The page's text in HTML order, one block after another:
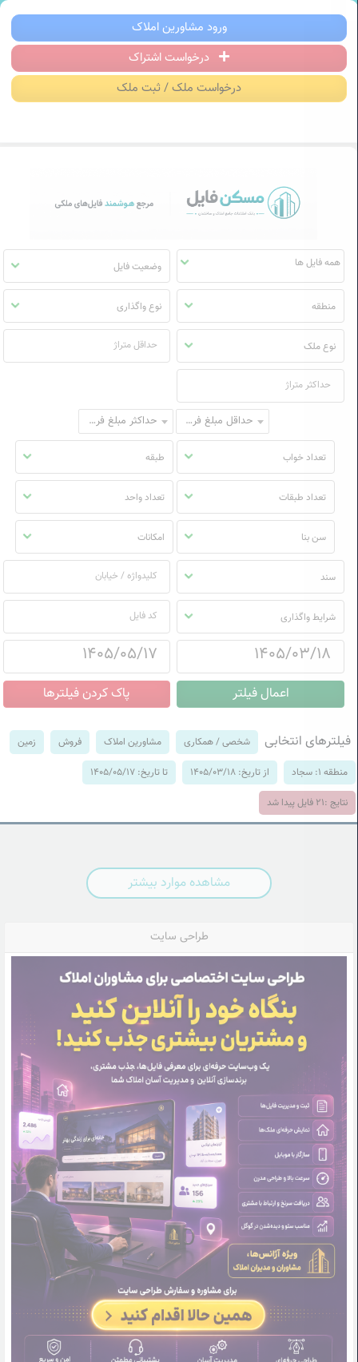
مسکن فایل | خرید، فروش، رهن و اجاره
ورود مشاورین املاک
درخواست اشتراک
درخواست ملک / ثبت ملک
مسکن
فایل
وضعیت فایل
منطقه نوع واگذاری
نوع ملک
حداقل مبلغ فروش حداکثر مبلغ فروش
تعداد خواب طبقه
تعداد طبقات تعداد واحد
سن بنا امکانات
سند
شرایط واگذاری
فیلترهای انتخابی شخصی / همکاری مشاورین املاک فروش زمین
منطقه 1: سجاد از تاریخ: 1405/03/18 تا تاریخ: 1405/05/17
نتایج :21 فایل پیدا شد
مشاهده موارد بیشتر
طراحی سایت